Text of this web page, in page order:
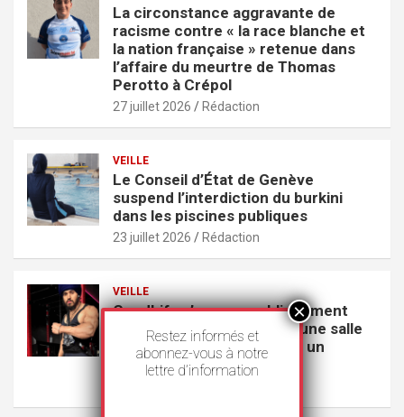
La circonstance aggravante de
racisme contre « la race blanche et
la nation française » retenue dans
l’affaire du meurtre de Thomas
Perotto à Crépol
27 juillet 2026 Rédaction
VEILLE
Le Conseil d’État de Genève
suspend l’interdiction du burkini
dans les piscines publiques
23 juillet 2026 Rédaction
VEILLE
GoodLife s’excuse publiquement
pour avoir exclu un Sikh d’une salle
de sport parce qu’il portait un
couteau
Restez informés et
abonnez-vous à notre
lettre d’information